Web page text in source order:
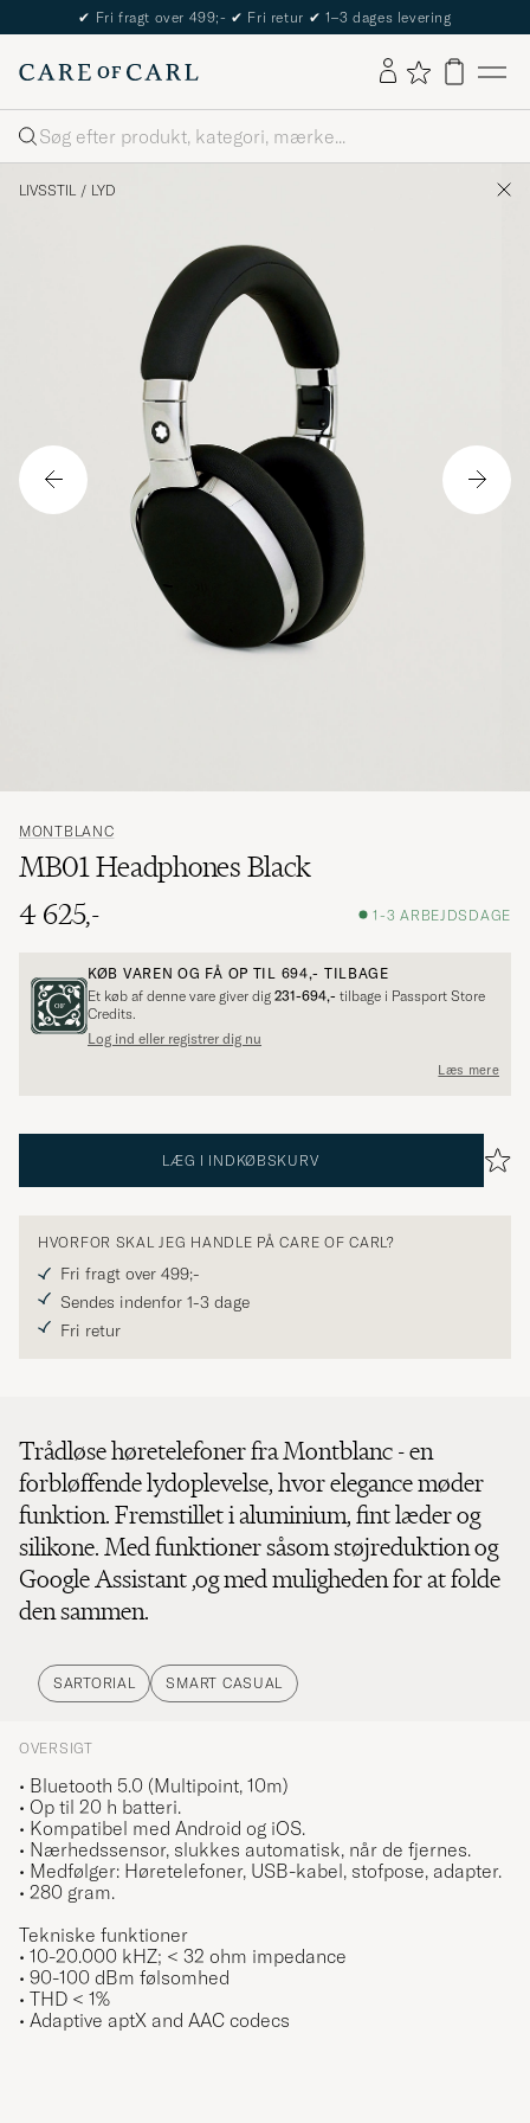
✔ Fri fragt over 499;- ✔ Fri retur ✔ 1–3 dages levering
Søg
LIVSSTIL / LYD
MONTBLANC
MB01 Headphones Black
4 625,-
1-3 ARBEJDSDAGE
KØB VAREN OG FÅ OP TIL 694,- TILBAGE
Et køb af denne vare giver dig 231-694,- tilbage i Passport Store
Credits.
Log ind eller registrer dig nu
Læs mere
LÆG I INDKØBSKURV
HVORFOR SKAL JEG HANDLE PÅ CARE OF CARL?
Fri fragt over 499;-
Sendes indenfor 1-3 dage
Fri retur
Trådløse høretelefoner fra Montblanc - en
forbløffende lydoplevelse, hvor elegance møder
funktion. Fremstillet i aluminium, fint læder og
silikone. Med funktioner såsom støjreduktion og
Google Assistant ,og med muligheden for at folde
den sammen.
SARTORIAL SMART CASUAL
OVERSIGT
• Bluetooth 5.0 (Multipoint, 10m)
• Op til 20 h batteri.
• Kompatibel med Android og iOS.
• Nærhedssensor, slukkes automatisk, når de fjernes.
• Medfølger: Høretelefoner, USB-kabel, stofpose, adapter.
• 280 gram.
Tekniske funktioner
• 10-20.000 kHZ; < 32 ohm impedance
• 90-100 dBm følsomhed
• THD < 1%
• Adaptive aptX and AAC codecs